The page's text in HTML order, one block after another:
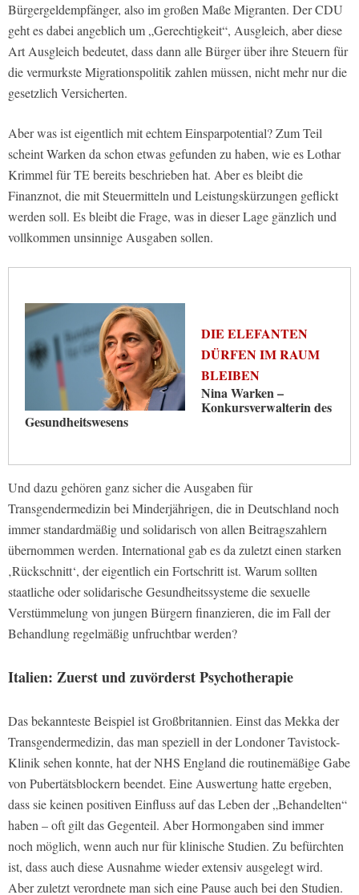
Bürgergeldempfänger, also im großen Maße Migranten. Der CDU
geht es dabei angeblich um „Gerechtigkeit“, Ausgleich, aber diese
Art Ausgleich bedeutet, dass dann alle Bürger über ihre Steuern für
die vermurkste Migrationspolitik zahlen müssen, nicht mehr nur die
gesetzlich Versicherten.
Aber was ist eigentlich mit echtem Einsparpotential? Zum Teil
scheint Warken da schon etwas gefunden zu haben, wie es Lothar
Krimmel für TE bereits beschrieben hat. Aber es bleibt die
Finanznot, die mit Steuermitteln und Leistungskürzungen geflickt
werden soll. Es bleibt die Frage, was in dieser Lage gänzlich und
vollkommen unsinnige Ausgaben sollen.
DIE ELEFANTEN
DÜRFEN IM RAUM
BLEIBEN
Nina Warken –
Konkursverwalterin des
Gesundheitswesens
Und dazu gehören ganz sicher die Ausgaben für
Transgendermedizin bei Minderjährigen, die in Deutschland noch
immer standardmäßig und solidarisch von allen Beitragszahlern
übernommen werden. International gab es da zuletzt einen starken
‚Rückschnitt‘, der eigentlich ein Fortschritt ist. Warum sollten
staatliche oder solidarische Gesundheitssysteme die sexuelle
Verstümmelung von jungen Bürgern finanzieren, die im Fall der
Behandlung regelmäßig unfruchtbar werden?
Italien: Zuerst und zuvörderst Psychotherapie
Das bekannteste Beispiel ist Großbritannien. Einst das Mekka der
Transgendermedizin, das man speziell in der Londoner Tavistock-
Klinik sehen konnte, hat der NHS England die routinemäßige Gabe
von Pubertätsblockern beendet. Eine Auswertung hatte ergeben,
dass sie keinen positiven Einfluss auf das Leben der „Behandelten“
haben – oft gilt das Gegenteil. Aber Hormongaben sind immer
noch möglich, wenn auch nur für klinische Studien. Zu befürchten
ist, dass auch diese Ausnahme wieder extensiv ausgelegt wird.
Aber zuletzt verordnete man sich eine Pause auch bei den Studien.